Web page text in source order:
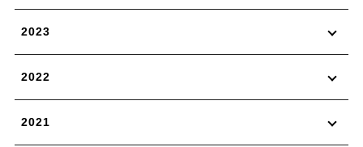
2023
2022
2021